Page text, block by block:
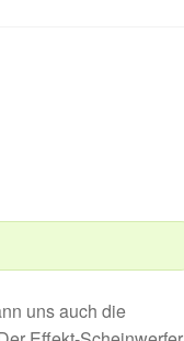
uns auch die